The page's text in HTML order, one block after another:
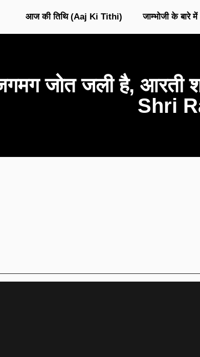
आज की तिथि (Aaj Ki Tithi) जाम्भोजी के बारे में
जोत जली है, आरती
Shri